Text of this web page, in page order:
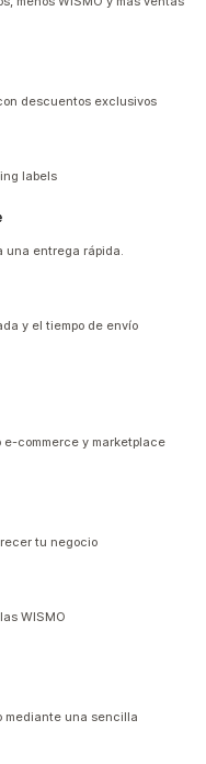
descuentos exclusivos
labels
una entrega rápida.
y el tiempo de envío
commerce y marketplace
tu negocio
WISMO
mediante una sencilla